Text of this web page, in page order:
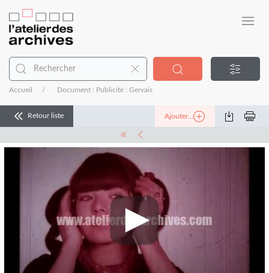
Accueil Document : Publicité : Gervais
Retour liste Ajouter...